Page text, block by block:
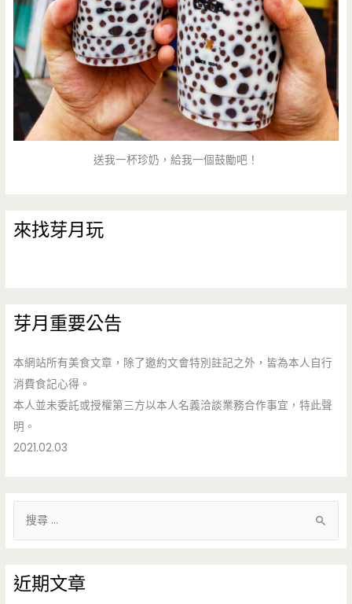
送我一杯珍奶，給我一個鼓勵吧！
來找芽月玩
芽月重要公告
本網站所有美食文章，除了邀約文會特別註記之外，皆為本人自行
消費食記心得。
本人並未委託或授權第三方以本人名義洽談業務合作事宜，特此聲
明。
2021.02.03
鍵
字
近期文章